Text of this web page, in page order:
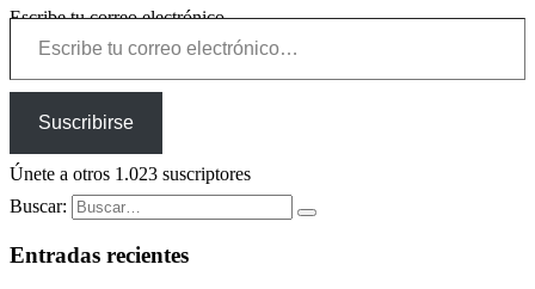
Escribe tu correo electrónico…
Suscribirse
Únete a otros 1.023 suscriptores
Buscar:
Entradas recientes